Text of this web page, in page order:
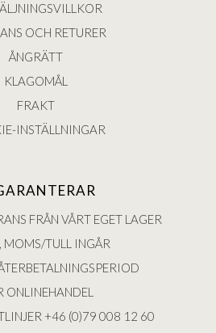
OCH RETURER
ÅNGRÄTT
KLAGOMÅL
FRAKT
INSTÄLLNINGAR
FRÅN VÅRT EGET LAGER
MOMS/TULL INGÅR
ONLINEHANDEL
+46 (0)79 008 12 60